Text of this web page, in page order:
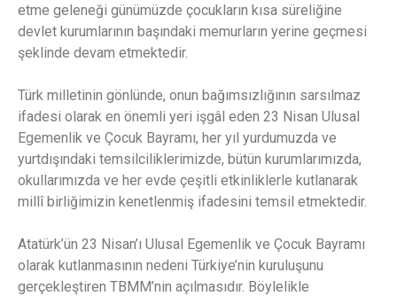
etme geleneği günümüzde çocukların kısa süreliğine
devlet kurumlarının başındaki memurların yerine geçmesi
şeklinde devam etmektedir.
Türk milletinin gönlünde, onun bağımsızlığının sarsılmaz
ifadesi olarak en önemli yeri işgâl eden 23 Nisan Ulusal
Egemenlik ve Çocuk Bayramı, her yıl yurdumuzda ve
yurtdışındaki temsilciliklerimizde, bütün kurumlarımızda,
okullarımızda ve her evde çeşitli etkinliklerle kutlanarak
millî birliğimizin kenetlenmiş ifadesini temsil etmektedir.
Atatürk’ün 23 Nisan’ı Ulusal Egemenlik ve Çocuk Bayramı
olarak kutlanmasının nedeni Türkiye’nin kuruluşunu
gerçekleştiren TBMM’nin açılmasıdır. Böylelikle